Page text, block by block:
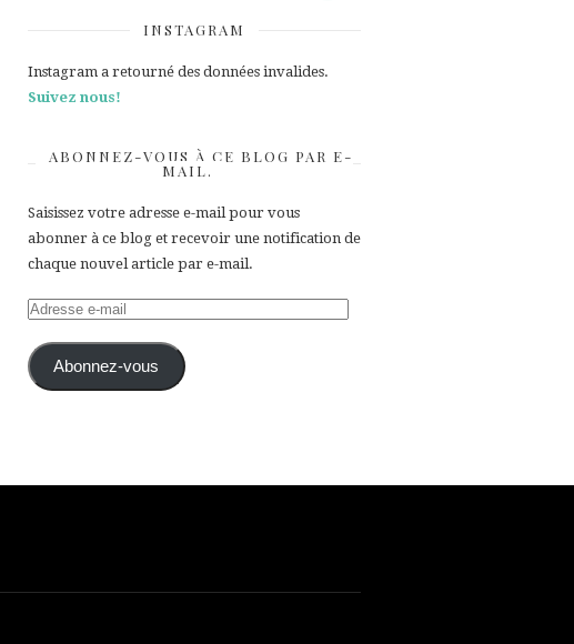
INSTAGRAM
Instagram a retourné des données invalides.
Suivez nous!
ABONNEZ-VOUS À CE BLOG PAR E-
MAIL.
Saisissez votre adresse e-mail pour vous
abonner à ce blog et recevoir une notification de
chaque nouvel article par e-mail.
Adresse
mail Abonnez-vous